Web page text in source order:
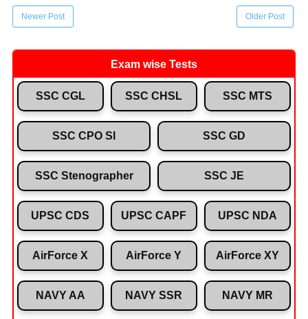
Newer Post Older Post
Exam wise Tests
SSC CGL SSC CHSL SSC MTS
SSC CPO SI SSC GD
SSC Stenographer SSC JE
UPSC CDS UPSC CAPF UPSC NDA
AirForce X AirForce Y AirForce XY
NAVY AA NAVY SSR NAVY MR